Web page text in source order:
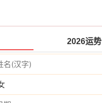
2026运势